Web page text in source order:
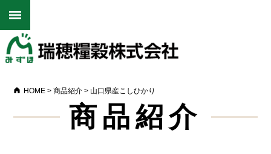
HOME >商品紹介 > 山口県産こしひかり
商品紹介